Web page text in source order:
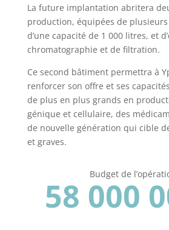
La future implantation abritera
production, équipées de
d’une capacité de 1 000 litres, et
chromatographie et de filtration.
Ce second bâtiment permettra à
renforcer son offre et ses
de plus en plus grands en
génique et cellulaire, des
de nouvelle génération qui cible
et graves.
Budget de
58 000